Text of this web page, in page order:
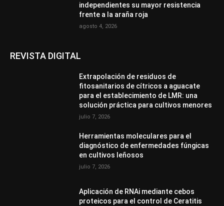
independientes su mayor resistencia
frente a la araña roja
agosto 4, 2026
REVISTA DIGITAL
Extrapolación de residuos de
fitosanitarios de cítricos a aguacate
para el establecimiento de LMR: una
solución práctica para cultivos menores
julio 7, 2026
Herramientas moleculares para el
diagnóstico de enfermedades fúngicas
en cultivos leñosos
julio 7, 2026
Aplicación de RNAi mediante cebos
proteicos para el control de Ceratitis